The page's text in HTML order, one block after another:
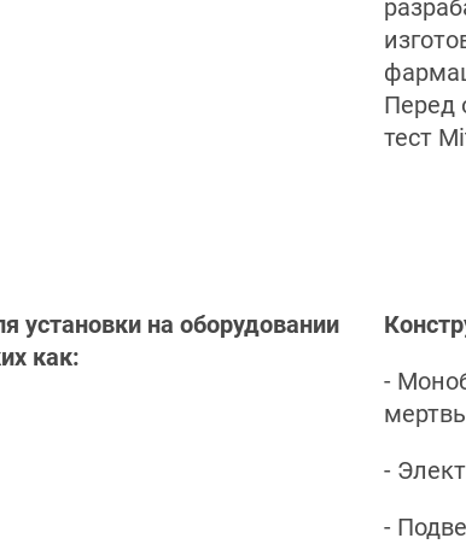
Перед
тест
установки на оборудовании
как:
-
-
-